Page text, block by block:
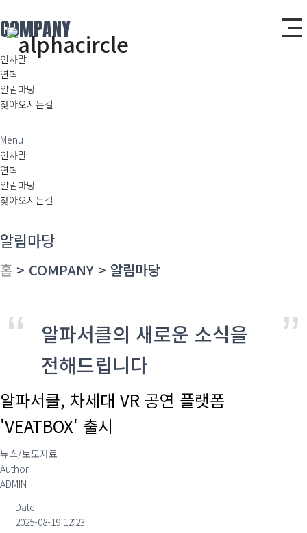
COMPANY
인사말
연혁
알림마당
찾아오시는길
Menu
인사말
연혁
알림마당
찾아오시는길
알림마당
홈 > COMPANY > 알림마당
알파서클의 새로운 소식을
전해드립니다
알파서클, 차세대 VR 공연 플랫폼
'VEATBOX' 출시
뉴스/보도자료
Author
ADMIN
Date
2025-08-19 12:23